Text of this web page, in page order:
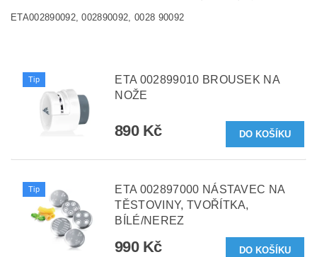
ETA002890092, 002890092, 0028 90092
Tip
ETA 002899010 BROUSEK NA
NOŽE
890 Kč
Tip
ETA 002897000 NÁSTAVEC NA
TĚSTOVINY, TVOŘÍTKA,
BÍLÉ/NEREZ
990 Kč